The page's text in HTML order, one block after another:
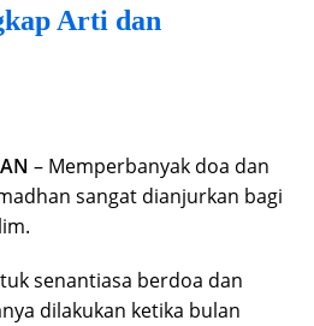
Arti dan
– Memperbanyak doa dan
sangat dianjurkan bagi
senantiasa berdoa dan
dilakukan ketika bulan